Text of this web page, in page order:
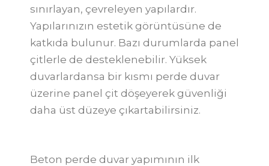
sınırlayan, çevreleyen yapılardır.
Yapılarınızın estetik görüntüsüne de
katkıda bulunur. Bazı durumlarda panel
çitlerle de desteklenebilir. Yüksek
duvarlardansa bir kısmı perde duvar
üzerine panel çit döşeyerek güvenliği
daha üst düzeye çıkartabilirsiniz.
Beton perde duvar yapımının ilk